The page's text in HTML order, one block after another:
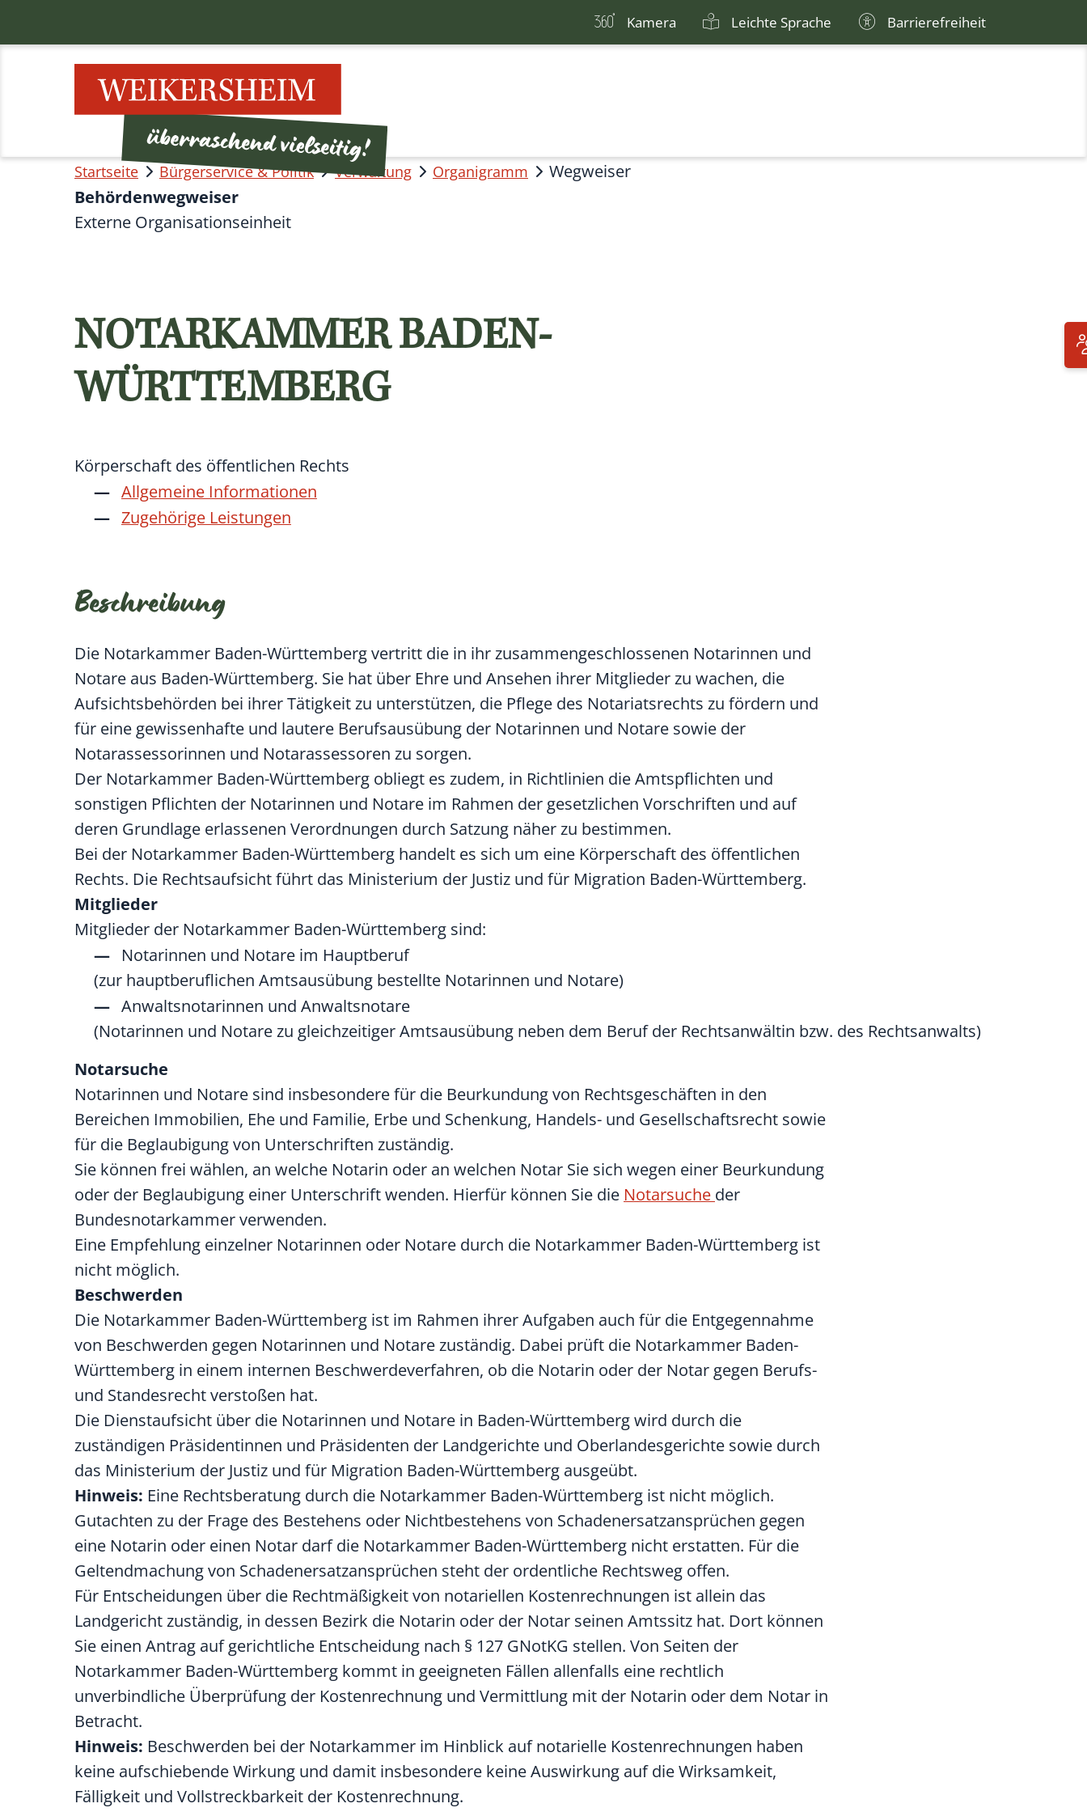
Kamera Leichte Sprache Barrierefreiheit
Startseite Bürgerservice & Politik Verwaltung Organigramm
Wegweiser
Behördenwegweiser
Externe Organisationseinheit
NOTARKAMMER BADEN-
WÜRTTEMBERG
Körperschaft des öffentlichen Rechts
Allgemeine Informationen
Zugehörige Leistungen
Beschreibung
Die Notarkammer Baden-Württemberg vertritt die in ihr zusammengeschlossenen Notarinnen und
Notare aus Baden-Württemberg. Sie hat über Ehre und Ansehen ihrer Mitglieder zu wachen, die
Aufsichtsbehörden bei ihrer Tätigkeit zu unterstützen, die Pflege des Notariatsrechts zu fördern und
für eine gewissenhafte und lautere Berufsausübung der Notarinnen und Notare sowie der
Notarassessorinnen und Notarassessoren zu sorgen.
Der Notarkammer Baden-Württemberg obliegt es zudem, in Richtlinien die Amtspflichten und
sonstigen Pflichten der Notarinnen und Notare im Rahmen der gesetzlichen Vorschriften und auf
deren Grundlage erlassenen Verordnungen durch Satzung näher zu bestimmen.
Bei der Notarkammer Baden-Württemberg handelt es sich um eine Körperschaft des öffentlichen
Rechts. Die Rechtsaufsicht führt das Ministerium der Justiz und für Migration Baden-Württemberg.
Mitglieder
Mitglieder der Notarkammer Baden-Württemberg sind:
Notarinnen und Notare im Hauptberuf
(zur hauptberuflichen Amtsausübung bestellte Notarinnen und Notare)
Anwaltsnotarinnen und Anwaltsnotare
(Notarinnen und Notare zu gleichzeitiger Amtsausübung neben dem Beruf der Rechtsanwältin bzw. des Rechtsanwalts)
Notarsuche
Notarinnen und Notare sind insbesondere für die Beurkundung von Rechtsgeschäften in den
Bereichen Immobilien, Ehe und Familie, Erbe und Schenkung, Handels- und Gesellschaftsrecht sowie
für die Beglaubigung von Unterschriften zuständig.
Sie können frei wählen, an welche Notarin oder an welchen Notar Sie sich wegen einer Beurkundung
oder der Beglaubigung einer Unterschrift wenden. Hierfür können Sie die Notarsuche der
Bundesnotarkammer verwenden.
Eine Empfehlung einzelner Notarinnen oder Notare durch die Notarkammer Baden-Württemberg ist
nicht möglich.
Beschwerden
Die Notarkammer Baden-Württemberg ist im Rahmen ihrer Aufgaben auch für die Entgegennahme
von Beschwerden gegen Notarinnen und Notare zuständig. Dabei prüft die Notarkammer Baden-
Württemberg in einem internen Beschwerdeverfahren, ob die Notarin oder der Notar gegen Berufs-
und Standesrecht verstoßen hat.
Die Dienstaufsicht über die Notarinnen und Notare in Baden-Württemberg wird durch die
zuständigen Präsidentinnen und Präsidenten der Landgerichte und Oberlandesgerichte sowie durch
das Ministerium der Justiz und für Migration Baden-Württemberg ausgeübt.
Hinweis: Eine Rechtsberatung durch die Notarkammer Baden-Württemberg ist nicht möglich.
Gutachten zu der Frage des Bestehens oder Nichtbestehens von Schadenersatzansprüchen gegen
eine Notarin oder einen Notar darf die Notarkammer Baden-Württemberg nicht erstatten. Für die
Geltendmachung von Schadenersatzansprüchen steht der ordentliche Rechtsweg offen.
Für Entscheidungen über die Rechtmäßigkeit von notariellen Kostenrechnungen ist allein das
Landgericht zuständig, in dessen Bezirk die Notarin oder der Notar seinen Amtssitz hat. Dort können
Sie einen Antrag auf gerichtliche Entscheidung nach § 127 GNotKG stellen. Von Seiten der
Notarkammer Baden-Württemberg kommt in geeigneten Fällen allenfalls eine rechtlich
unverbindliche Überprüfung der Kostenrechnung und Vermittlung mit der Notarin oder dem Notar in
Betracht.
Hinweis: Beschwerden bei der Notarkammer im Hinblick auf notarielle Kostenrechnungen haben
keine aufschiebende Wirkung und damit insbesondere keine Auswirkung auf die Wirksamkeit,
Fälligkeit und Vollstreckbarkeit der Kostenrechnung.